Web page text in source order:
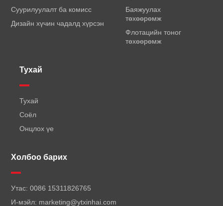
Суурилуулалт ба комисс
Дизайн хүчин чадалд хүрсэн
Баяжуулах
төхөөрөмж
Флотацийн тоног
төхөөрөмж
Тухай
Тухай
Соёл
Онцлох үе
Холбоо барих
Утас:0086 15311826765
И-мэйл: marketing@ytxinhai.com